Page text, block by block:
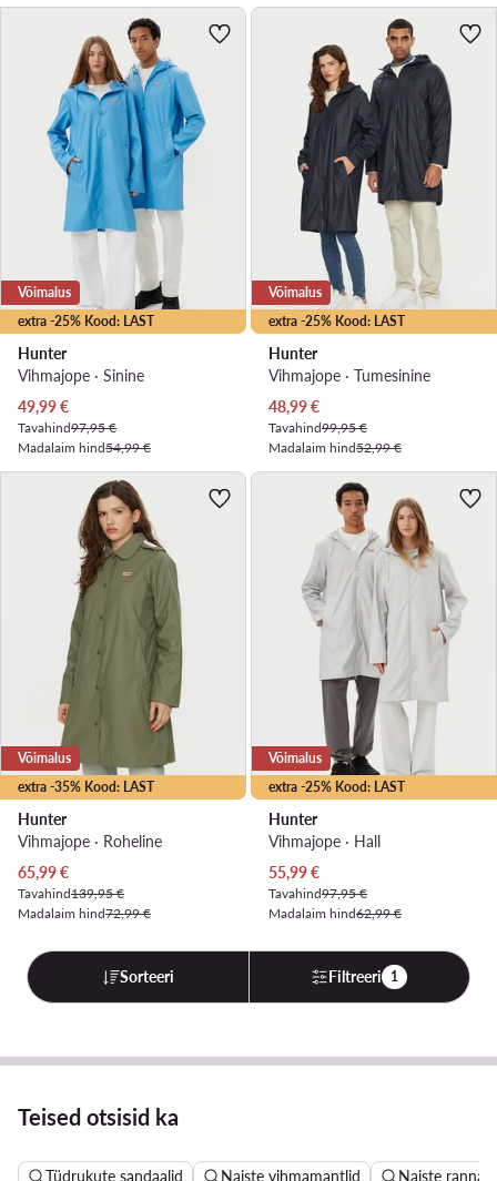
extra -25% Kood: LAST
Võimalus
Hunter
Vihmajope · Sinine
Praegune hind
49,99€
Tavahind97,95 €
Madalaim hind54,99 €
extra -25% Kood: LAST
Võimalus
Hunter
Vihmajope · Tumesinine
Praegune hind
48,99€
Tavahind99,95 €
Madalaim hind52,99 €
extra -35% Kood: LAST
Võimalus
Hunter
Vihmajope · Roheline
Praegune hind
65,99€
Tavahind139,95 €
Madalaim hind72,99 €
extra -25% Kood: LAST
Võimalus
Hunter
Vihmajope · Hall
Praegune hind
55,99€
Tavahind97,95 €
Madalaim hind62,99 €
Sorteeri Filtreeri 1
Teised otsisid ka
Tüdrukute sandaalid Naiste vihmamantlid Naiste